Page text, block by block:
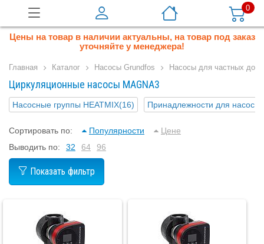
0
Цены на товар в наличии актуальны, на товар под заказ
уточняйте у менеджера!
Главная Каталог Насосы Grundfos Насосы для частных
Циркуляционные насосы MAGNA3
Насосные группы HEATMIX(16) Принадлежности для
Сортировать по: Популярности
Цене
Выводить по:
32 64 96
Показать фильтр